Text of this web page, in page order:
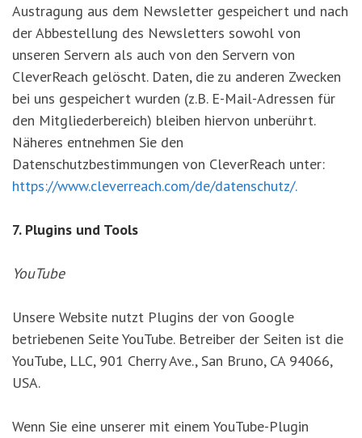
Austragung aus dem Newsletter gespeichert und nach
der Abbestellung des Newsletters sowohl von
unseren Servern als auch von den Servern von
CleverReach gelöscht. Daten, die zu anderen Zwecken
bei uns gespeichert wurden (z.B. E-Mail-Adressen für
den Mitgliederbereich) bleiben hiervon unberührt.
Näheres entnehmen Sie den
Datenschutzbestimmungen von CleverReach unter:
https://www.cleverreach.com/de/datenschutz/.
7. Plugins und Tools
YouTube
Unsere Website nutzt Plugins der von Google
betriebenen Seite YouTube. Betreiber der Seiten ist die
YouTube, LLC, 901 Cherry Ave., San Bruno, CA 94066,
USA.
Wenn Sie eine unserer mit einem YouTube-Plugin